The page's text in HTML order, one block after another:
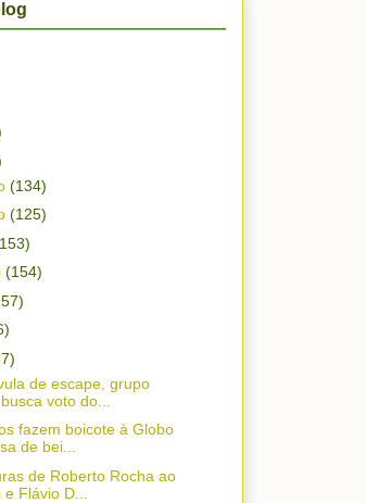
(134)
(125)
(154)
de escape, grupo
voto do...
fazem boicote à Globo
de bei...
de Roberto Rocha ao
Flávio D...